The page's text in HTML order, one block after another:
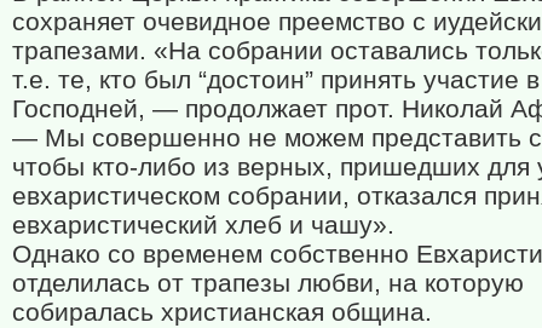
сохраняет очевидное преемство с
трапезами. «На собрании оставались
т.е. те, кто был “достоин” принять участие
Господней, — продолжает прот. Николай
— Мы совершенно не можем представить
чтобы кто-либо из верных, пришедших для
евхаристическом собрании, отказался
евхаристический хлеб и чашу».
Однако со временем собственно
отделилась от трапезы любви, на которую
собиралась христианская община.